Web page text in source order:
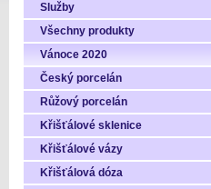
Služby
Všechny produkty
Vánoce 2020
Český porcelán
Růžový porcelán
Křišťálové sklenice
Křišťálové vázy
Křišťálová dóza